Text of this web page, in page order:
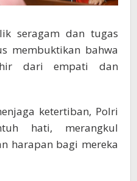
seragam dan tugas
membuktikan bahwa
dari empati dan
ketertiban, Polri
hati, merangkul
harapan bagi mereka